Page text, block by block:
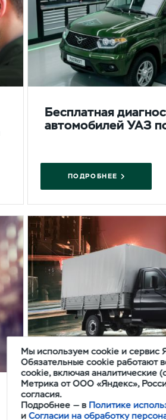
Бесплатная
автомобилей УАЗ
ПОДРОБНЕЕ
УАЗ Ассистанс
Мы используем cookie и сервис
Обязательные cookie работают
cookie, включая аналитические
Метрика от ООО «Яндекс»,
согласия.
Подробнее — в Политике
иСогласии на обработку